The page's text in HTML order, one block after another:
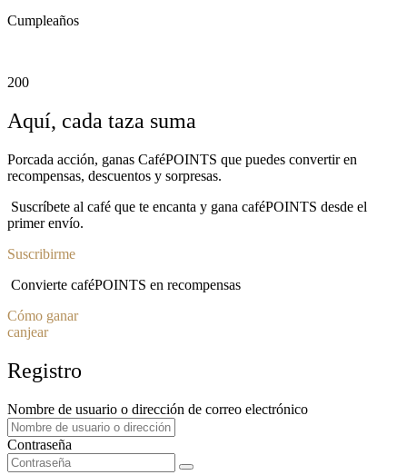
Cumpleaños
200
Aquí, cada taza suma
Porcada acción, ganas CaféPOINTS que puedes convertir en
recompensas, descuentos y sorpresas.
Suscríbete al café que te encanta y gana caféPOINTS desde el
primer envío.
Suscribirme
Convierte caféPOINTS en recompensas
Cómo ganar
canjear
Registro
Nombre de usuario o dirección de correo electrónico
Contraseña